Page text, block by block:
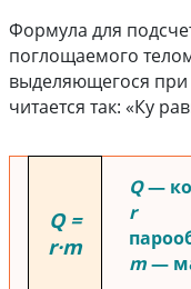
Формула для
поглощаемого
выделяющегося
читается так: «Ку
Q =
r·m
Q—
r—
m—